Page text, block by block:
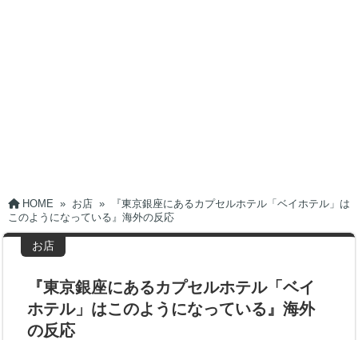
HOME » お店 »
『東京銀座にあるカプセルホテル「ベイホテル」は
このようになっている』海外の反応
お店
『東京銀座にあるカプセルホテル「ベイ
ホテル」はこのようになっている』海外
の反応